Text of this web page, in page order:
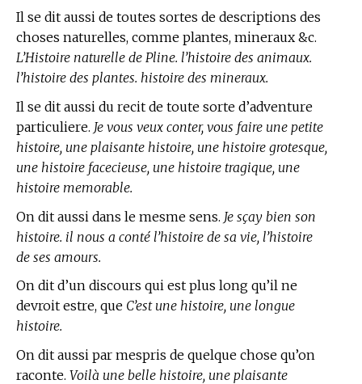
Il se dit aussi de toutes sortes de descriptions des
choses naturelles, comme plantes, mineraux &c.
L’Histoire naturelle de Pline. l’histoire des animaux.
l’histoire des plantes. histoire des mineraux.
Il se dit aussi du recit de toute sorte d’adventure
particuliere. Je vous veux conter, vous faire une petite
histoire, une plaisante histoire, une histoire grotesque,
une histoire facecieuse, une histoire tragique, une
histoire memorable.
On dit aussi dans le mesme sens. Je sçay bien son
histoire. il nous a conté l’histoire de sa vie, l’histoire
de ses amours.
On dit d’un discours qui est plus long qu’il ne
devroit estre, que C’est une histoire, une longue
histoire.
On dit aussi par mespris de quelque chose qu’on
raconte. Voilà une belle histoire, une plaisante